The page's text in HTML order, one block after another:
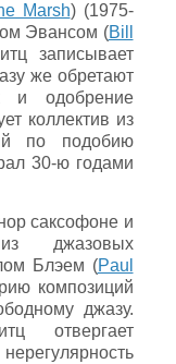
Marsh) (1975-
Эвансом (Bill
записывает
же обретают
и одобрение
коллектив из
по подобию
30-ю годами
саксофоне и
джазовых
Блэем (Paul
композиций
джазу.
отвергает